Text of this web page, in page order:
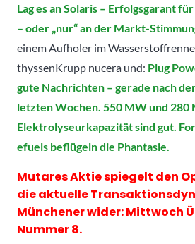
Lag es an Solaris – Erfolgsgarant
– oder „nur“ an der Markt-
einem Aufholer im
thyssenKrupp nucera und: Plug
gute Nachrichten – gerade nach
letzten Wochen. 550 MW und 280
Elektrolyseurkapazität sind gut.
efuels beflügeln die Phantasie.
Mutares Aktie spiegelt den
die aktuelle
Münchener wider: Mittwoch
Nummer 8.